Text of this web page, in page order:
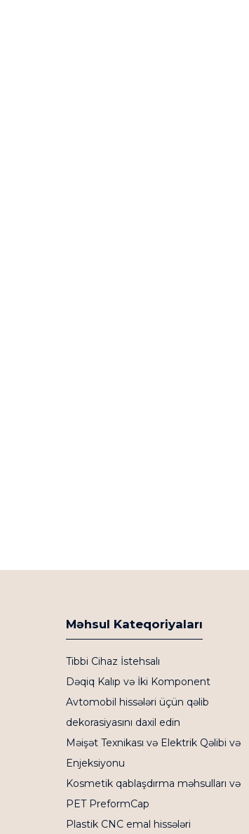
Məhsul Kateqoriyaları
Tibbi Cihaz İstehsalı
Dəqiq Kalıp və İki Komponent
Avtomobil hissələri üçün qəlib
dekorasiyasını daxil edin
Məişət Texnikası və Elektrik Qəlibi və
Enjeksiyonu
Kosmetik qablaşdırma məhsulları və
PET PreformCap
Plastik CNC emal hissələri